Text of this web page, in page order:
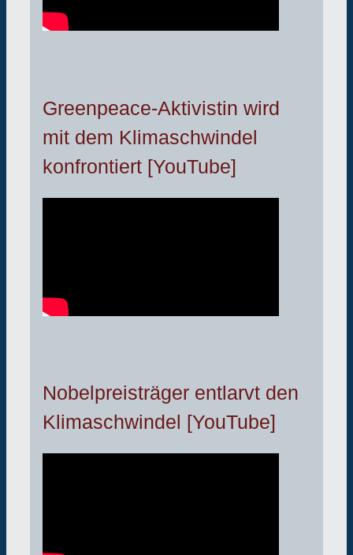
Greenpeace-Aktivistin wird
mit dem Klimaschwindel
konfrontiert [YouTube]
Nobelpreisträger entlarvt den
Klimaschwindel [YouTube]